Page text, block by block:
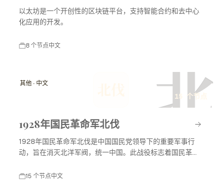
以太坊是一个开创性的区块链平台，支持智能合约和去中心
化应用的开发。
8 个节点中文
北
其他 · 中文
15 个节点
1928年国民革命军北伐
1928年国民革命军北伐是中国国民党领导下的重要军事行
动，旨在消灭北洋军阀，统一中国。此战役标志着国民革命
15 个节点中文